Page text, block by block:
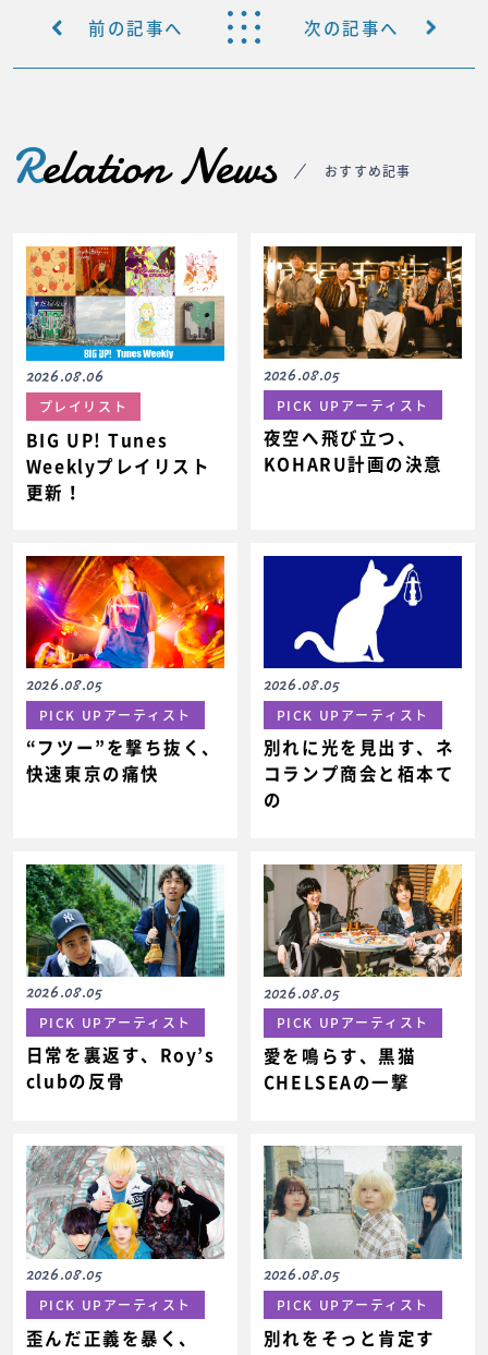
前の記事へ 次の記事へ
Relation News おすすめ記事
2026.08.06
プレイリスト
BIG UP! Tunes
Weeklyプレイリスト
更新！
2026.08.05
PICK UPアーティスト
夜空へ飛び立つ、
KOHARU計画の決意
2026.08.05
PICK UPアーティスト
“フツー”を撃ち抜く、
快速東京の痛快
2026.08.05
PICK UPアーティスト
別れに光を見出す、ネ
コランプ商会と栢本て
の
2026.08.05
PICK UPアーティスト
日常を裏返す、Roy’s
clubの反骨
2026.08.05
PICK UPアーティスト
愛を鳴らす、黒猫
CHELSEAの一撃
2026.08.05
PICK UPアーティスト
歪んだ正義を暴く、
2026.08.05
PICK UPアーティスト
別れをそっと肯定す